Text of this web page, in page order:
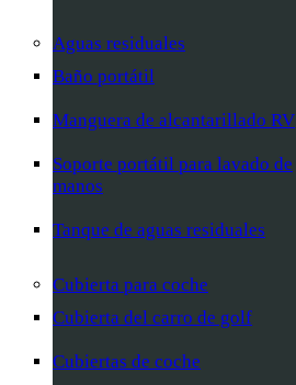
Aguas residuales
Baño portátil
Manguera de alcantarillado RV
Soporte portátil para lavado de
manos
Tanque de aguas residuales
Cubierta para coche
Cubierta del carro de golf
Cubiertas de coche